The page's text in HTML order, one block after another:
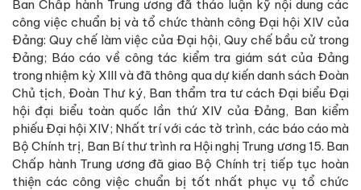
Ban Chấp hành Trung ương đã thảo luận kỹ nội dung các
công việc chuẩn bị và tổ chức thành công Đại hội XIV của
Đảng: Quy chế làm việc của Đại hội, Quy chế bầu cử trong
Đảng; Báo cáo về công tác kiểm tra giám sát của Đảng
trong nhiệm kỳ XIII và đã thông qua dự kiến danh sách Đoàn
Chủ tịch, Đoàn Thư ký, Ban thẩm tra tư cách Đại biểu Đại
hội đại biểu toàn quốc lần thứ XIV của Đảng, Ban kiểm
phiếu Đại hội XIV; Nhất trí với các tờ trình, các báo cáo mà
Bộ Chính trị, Ban Bí thư trình ra Hội nghị Trung ương 15. Ban
Chấp hành Trung ương đã giao Bộ Chính trị tiếp tục hoàn
thiện các công việc chuẩn bị tốt nhất phục vụ tổ chức